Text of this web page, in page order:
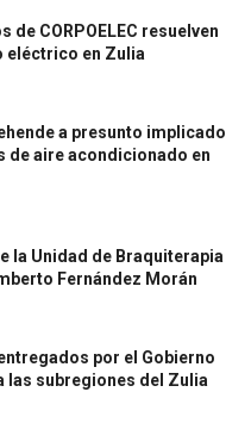
de CORPOELEC resuelven
eléctrico en Zulia
a presunto implicado
de aire acondicionado en
la Unidad de Braquiterapia
Fernández Morán
por el Gobierno
las subregiones del Zulia